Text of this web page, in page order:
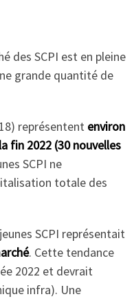
des SCPI est en pleine
grande quantité de
représententenviron
fin 2022 (30 nouvelles
SCPI ne
totale des
SCPI représentait
. Cette tendance
2022 et devrait
infra). Une